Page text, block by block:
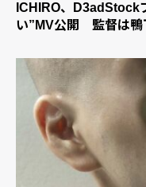
ICHIRO、D3adStock
い”MV公開 監督は鴨